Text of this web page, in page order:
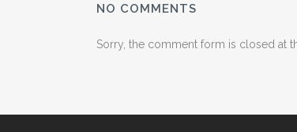
NO COMMENTS
Sorry, the comment form is closed at